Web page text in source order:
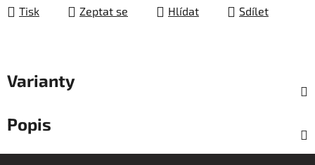
Tisk Zeptat se Hlídat Sdílet
Varianty
Popis